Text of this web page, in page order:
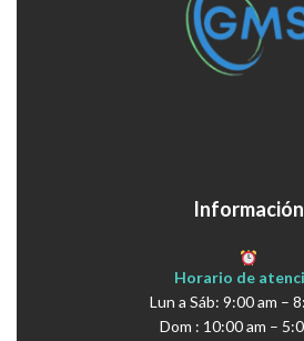
Información
Horario de
Lun a Sáb: 9:00 am –
Dom : 10:00 am –